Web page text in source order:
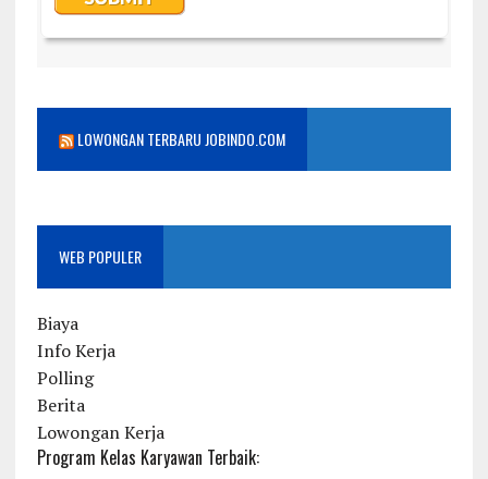
LOWONGAN TERBARU JOBINDO.COM
WEB POPULER
Biaya
Info Kerja
Polling
Berita
Lowongan Kerja
Program Kelas Karyawan Terbaik: